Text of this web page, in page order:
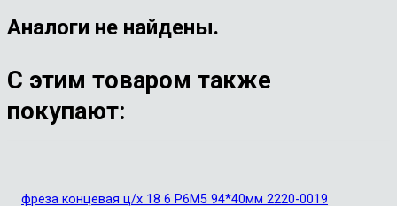
Аналоги не найдены.
С этим товаром также
покупают:
фреза концевая ц/х 18 6 Р6М5 94*40мм 2220-0019